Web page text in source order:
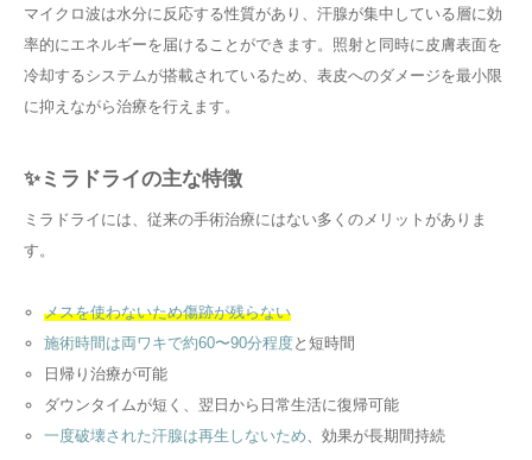
マイクロ波は水分に反応する性質があり、汗腺が集中している層に効
率的にエネルギーを届けることができます。照射と同時に皮膚表面を
冷却するシステムが搭載されているため、表皮へのダメージを最小限
に抑えながら治療を行えます。
✨ミラドライの主な特徴
ミラドライには、従来の手術治療にはない多くのメリットがありま
す。
メスを使わないため傷跡が残らない
施術時間は両ワキで約60〜90分程度と短時間
日帰り治療が可能
ダウンタイムが短く、翌日から日常生活に復帰可能
一度破壊された汗腺は再生しないため、効果が長期間持続